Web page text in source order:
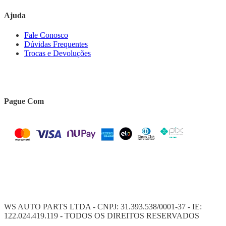
Ajuda
Fale Conosco
Dúvidas Frequentes
Trocas e Devoluções
Pague Com
WS AUTO PARTS LTDA - CNPJ: 31.393.538/0001-37 - IE:
122.024.419.119 - TODOS OS DIREITOS RESERVADOS